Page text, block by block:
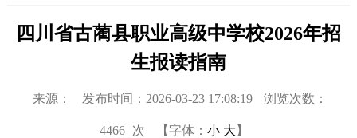
四川省古蔺县职业高级中学校2026年招
生报读指南
来源： 发布时间：2026-03-23 17:08:19 浏览次数：
4466 次 【字体：小 大 】